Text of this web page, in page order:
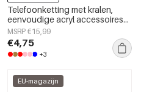
Telefoonketting met kralen,
eenvoudige acryl accessoires
voor dagelijks gebruik
MSRP €15,99
€4,75
+3
EU-magazijn